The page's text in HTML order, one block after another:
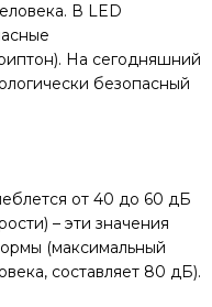
В LED
На сегодняшний
безопасный
от 40 до 60 дБ
– эти значения
(максимальный
составляет 80 дБ).